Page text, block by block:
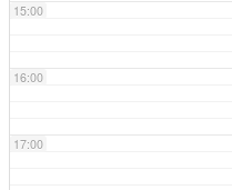
15:00
16:00
17:00